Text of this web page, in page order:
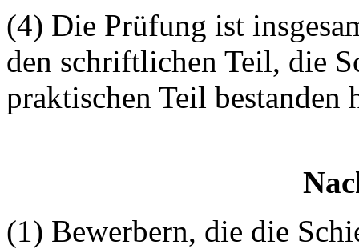
(4) Die Prüfung ist
den schriftlichen Teil, die
praktischen Teil bestanden
(1) Bewerbern, die die